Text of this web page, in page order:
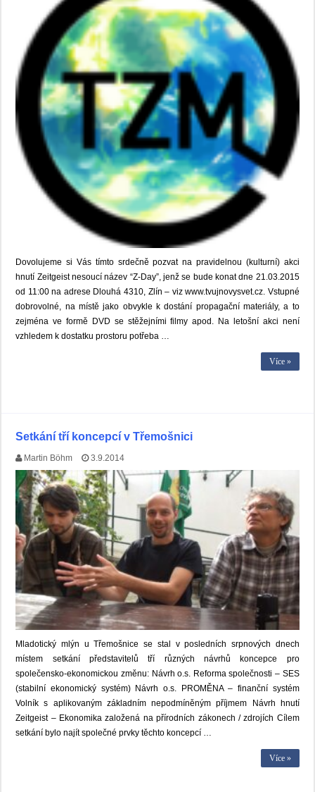
Dovolujeme si Vás tímto srdečně pozvat na pravidelnou (kulturní) akci
hnutí Zeitgeist nesoucí název “Z-Day”, jenž se bude konat dne 21.03.2015
od 11:00 na adrese Dlouhá 4310, Zlín – viz www.tvujnovysvet.cz. Vstupné
dobrovolné, na místě jako obvykle k dostání propagační materiály, a to
zejména ve formě DVD se stěžejními filmy apod. Na letošní akci není
vzhledem k dostatku prostoru potřeba …
Více »
Setkání tří koncepcí v Třemošnici
Martin Böhm 3.9.2014
Mladotický mlýn u Třemošnice se stal v posledních srpnových dnech
místem setkání představitelů tří různých návrhů koncepce pro
společensko-ekonomickou změnu: Návrh o.s. Reforma společnosti – SES
(stabilní ekonomický systém) Návrh o.s. PROMĚNA – finanční systém
Volník s aplikovaným základním nepodmíněným příjmem Návrh hnutí
Zeitgeist – Ekonomika založená na přírodních zákonech / zdrojích Cílem
setkání bylo najít společné prvky těchto koncepcí …
Více »